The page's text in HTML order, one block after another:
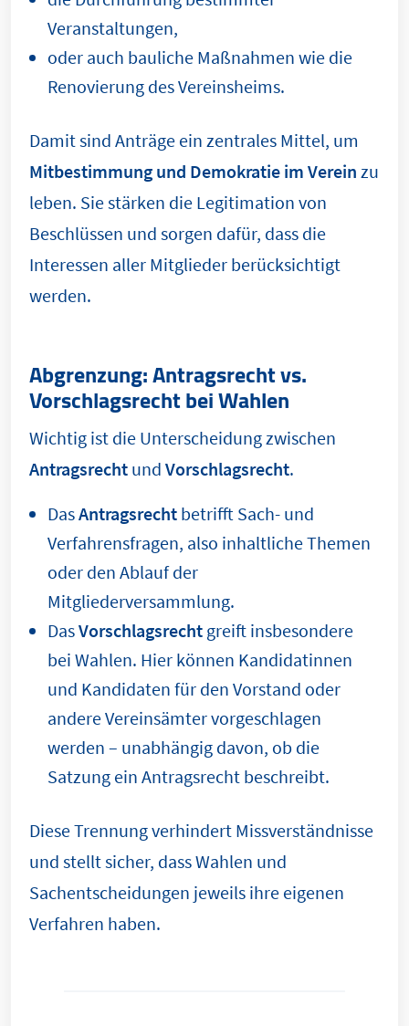
Veranstaltungen,
oder auch bauliche Maßnahmen wie die
Renovierung des Vereinsheims.
Damit sind Anträge ein zentrales Mittel, um
Mitbestimmung und Demokratie im Verein zu
leben. Sie stärken die Legitimation von
Beschlüssen und sorgen dafür, dass die
Interessen aller Mitglieder berücksichtigt
werden.
Abgrenzung: Antragsrecht vs.
Vorschlagsrecht bei Wahlen
Wichtig ist die Unterscheidung zwischen
Antragsrecht und Vorschlagsrecht.
DasAntragsrecht betrifft Sach- und
Verfahrensfragen, also inhaltliche Themen
oder den Ablauf der
Mitgliederversammlung.
DasVorschlagsrecht greift insbesondere
bei Wahlen. Hier können Kandidatinnen
und Kandidaten für den Vorstand oder
andere Vereinsämter vorgeschlagen
werden – unabhängig davon, ob die
Satzung ein Antragsrecht beschreibt.
Diese Trennung verhindert Missverständnisse
und stellt sicher, dass Wahlen und
Sachentscheidungen jeweils ihre eigenen
Verfahren haben.